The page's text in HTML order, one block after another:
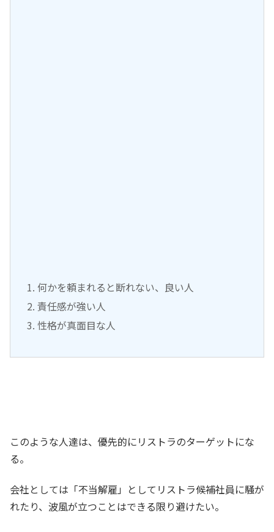
何かを頼まれると断れない、良い人
責任感が強い人
性格が真面目な人
このような人達は、優先的にリストラのターゲットにな
る。
会社としては「不当解雇」としてリストラ候補社員に騒が
れたり、波風が立つことはできる限り避けたい。